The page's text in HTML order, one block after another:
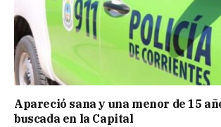
Apareció sana y una menor de 15
buscada en la Capital